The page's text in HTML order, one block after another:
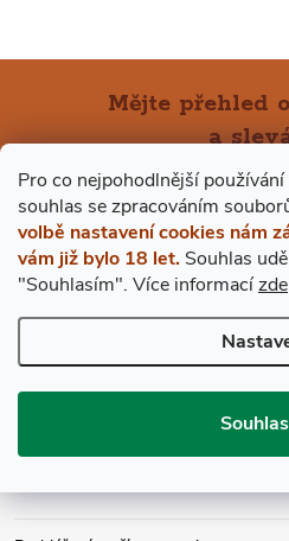
Pro co nejpohodlnější
souhlas se zpracováním
volbě nastavení cookies nám
vám již bylo 18 let. Souhlas
"Souhlasím". Více informacízde
Z
Á
P
A
T
Mějte přehled
a
E-mail
Vložením e-mailu souhlasíte s
BESTDRINK